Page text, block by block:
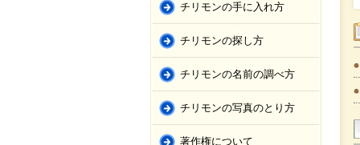
チリモンの手に入れ方
チリモンの探し方
チリモンの名前の調べ方
チリモンの写真のとり方
著作権について